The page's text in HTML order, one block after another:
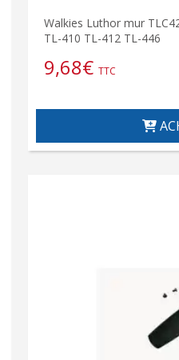
Walkies Luthor mur
TL-410 TL-412 TL-446
9,68€ TTC